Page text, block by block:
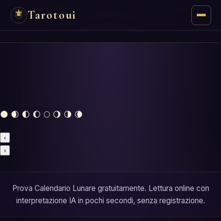
Tarotoui
Astrologia
Numerologia
🌑 🌒 🌓 🌔 🌕 🌖 🌗 🌘
‹
›
Prova Calendario Lunare gratuitamente. Lettura online con
interpretazione IA in pochi secondi, senza registrazione.